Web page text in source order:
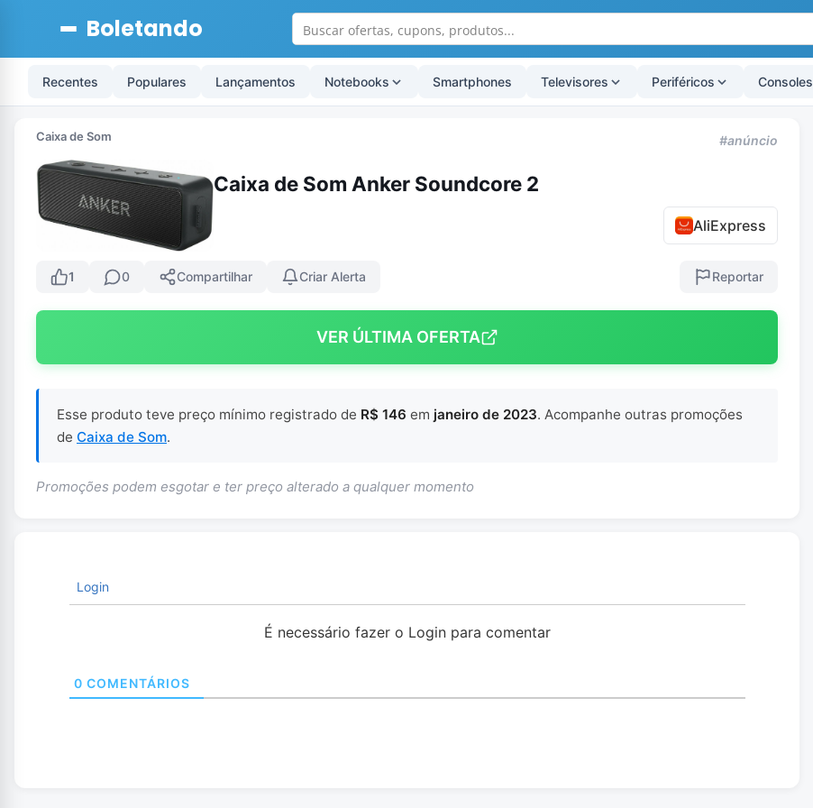
Boletando
Recentes Populares Lançamentos Notebooks Smartphones Televisores Periféricos Consoles
Caixa de Som #anúncio
Caixa de Som Anker Soundcore 2
AliExpress
1 0 Compartilhar Criar Alerta Reportar
VER ÚLTIMA OFERTA
Esse produto teve preço mínimo registrado de R$ 146 em janeiro de 2023. Acompanhe outras promoções
de Caixa de Som.
Promoções podem esgotar e ter preço alterado a qualquer momento
Login
É necessário fazer o Login para comentar
0 COMENTÁRIOS